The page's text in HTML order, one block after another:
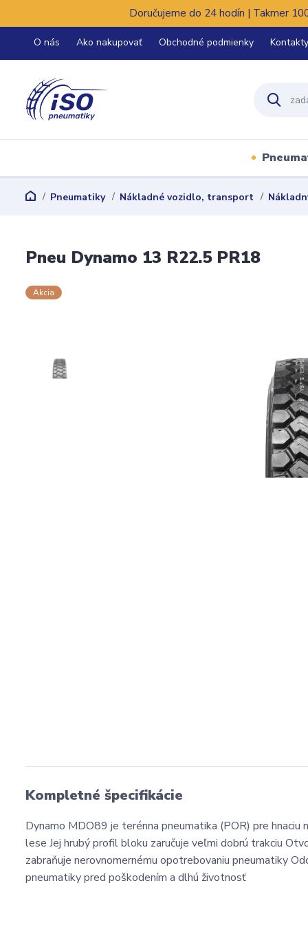
Doručujeme do 24 hodín | Takmer
O nás Ako nakupovať Obchodné podmienky Kontakty
Pneumatiky Nákladné vozidlo, transport
Pneu Dynamo 13 R22.5 PR18
Akcia
Kompletné špecifikácie
Dynamo MDO89 je terénna pneumatika (POR) pre
lese Jej hrubý profil bloku zaručuje veľmi dobrú trakciu
zabraňuje nerovnomernému opotrebovaniu pneumatiky
pneumatiky pred poškodením a dlhú životnosť